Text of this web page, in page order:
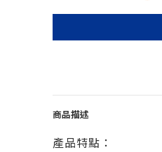
商品描述
產品特點：